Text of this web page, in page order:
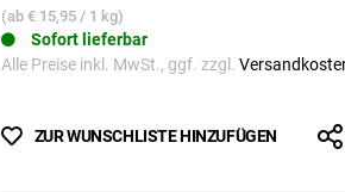
(ab € 15,95/ 1 kg)
Sofort lieferbar
Alle Preise inkl. MwSt., ggf. zzgl.
ZUR WUNSCHLISTE HINZUFÜGEN